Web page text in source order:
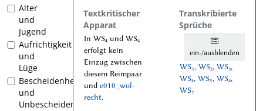
Alter
und
Jugend
Aufrichtigkeit
und
Lüge
Bescheidenheit
und
Unbescheidenheit
Textkritischer
Apparat
Transkribierte
Sprüche
In WS₄ und WS₆
erfolgt kein
Einzug zwischen
diesem Reimpaar
und e010_wol-
recht.
ein-/ausblenden
WS₁, WS₂, WS₃,
WS₄, WS₅, WS₆,
WS₇